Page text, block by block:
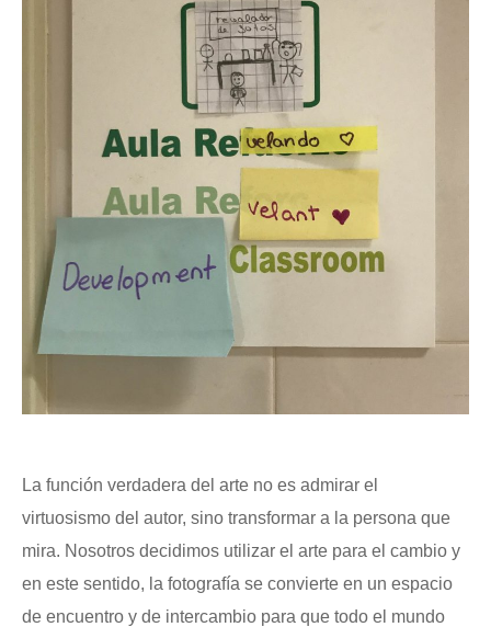
La función verdadera del arte no es admirar el
virtuosismo del autor, sino transformar a la persona que
mira. Nosotros decidimos utilizar el arte para el cambio y
en este sentido, la fotografía se convierte en un espacio
de encuentro y de intercambio para que todo el mundo